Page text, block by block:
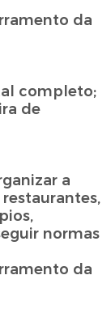
da
completo;
de
a
normas
da